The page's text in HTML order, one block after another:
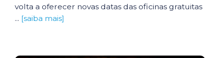
volta a oferecer novas datas das oficinas gratuitas
... [saiba mais]